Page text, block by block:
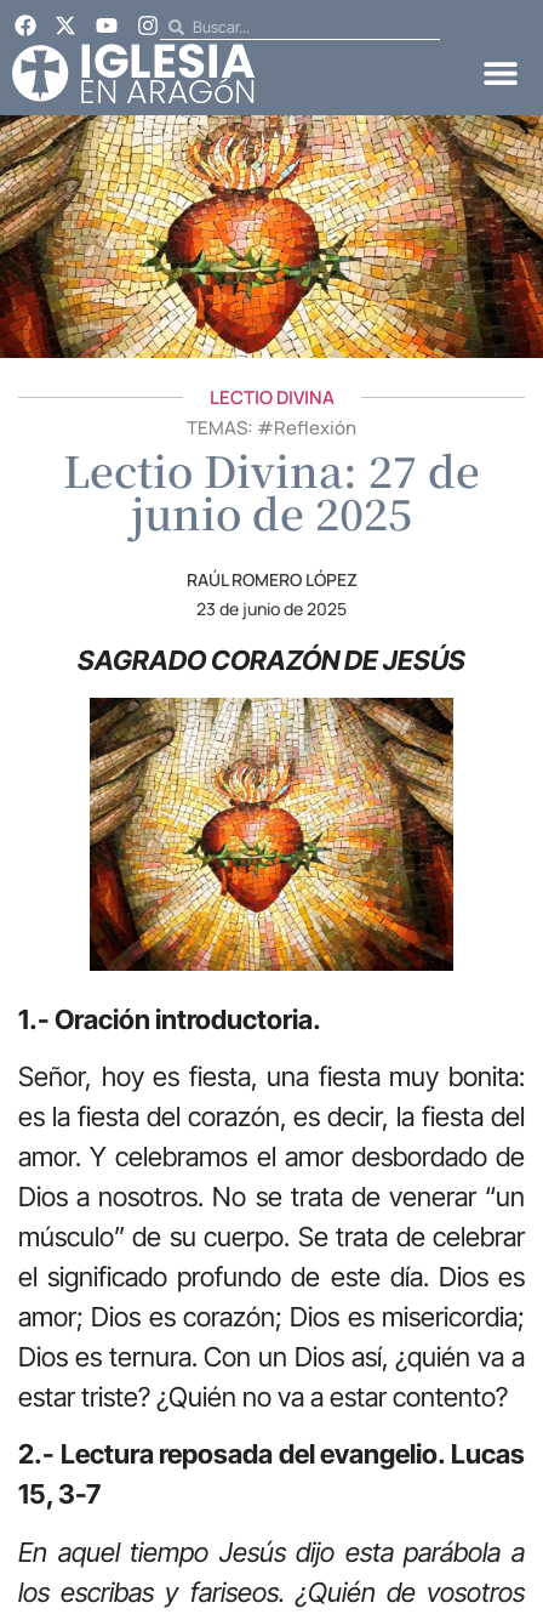
LECTIO DIVINA
TEMAS: #Reflexión
Lectio Divina: 27 de
junio de 2025
RAÚL ROMERO LÓPEZ
23 de junio de 2025
SAGRADO CORAZÓN DE JESÚS
1.- Oración introductoria.
Señor, hoy es fiesta, una fiesta muy bonita:
es la fiesta del corazón, es decir, la fiesta del
amor. Y celebramos el amor desbordado de
Dios a nosotros. No se trata de venerar “un
músculo” de su cuerpo. Se trata de celebrar
el significado profundo de este día. Dios es
amor; Dios es corazón; Dios es misericordia;
Dios es ternura. Con un Dios así, ¿quién va a
estar triste? ¿Quién no va a estar contento?
2.- Lectura reposada del evangelio. Lucas
15, 3-7
En aquel tiempo Jesús dijo esta parábola a
los escribas y fariseos. ¿Quién de vosotros